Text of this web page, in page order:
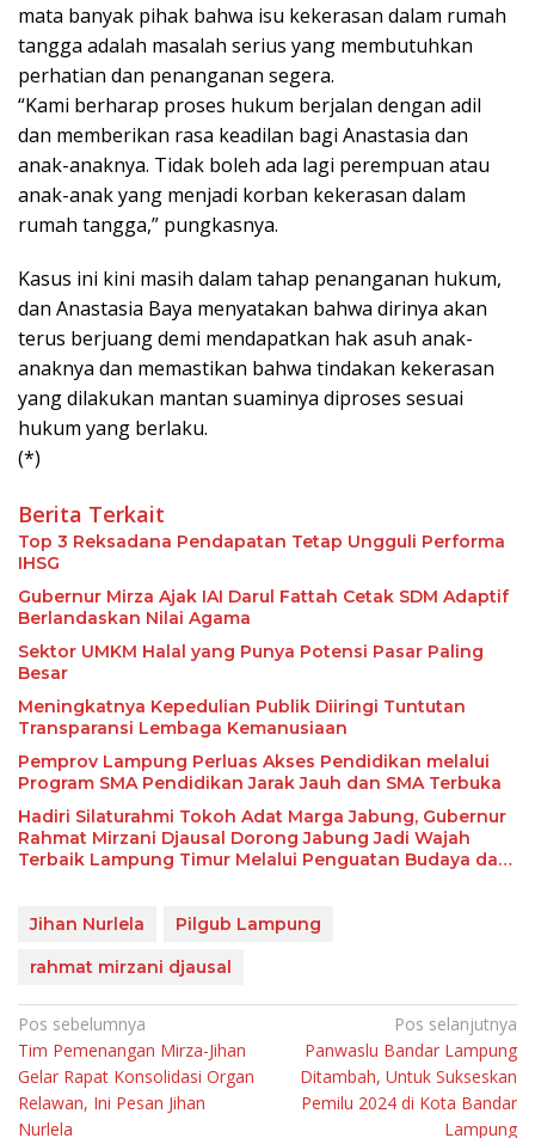
mata banyak pihak bahwa isu kekerasan dalam rumah
tangga adalah masalah serius yang membutuhkan
perhatian dan penanganan segera.
“Kami berharap proses hukum berjalan dengan adil
dan memberikan rasa keadilan bagi Anastasia dan
anak-anaknya. Tidak boleh ada lagi perempuan atau
anak-anak yang menjadi korban kekerasan dalam
rumah tangga,” pungkasnya.
Kasus ini kini masih dalam tahap penanganan hukum,
dan Anastasia Baya menyatakan bahwa dirinya akan
terus berjuang demi mendapatkan hak asuh anak-
anaknya dan memastikan bahwa tindakan kekerasan
yang dilakukan mantan suaminya diproses sesuai
hukum yang berlaku.
(*)
Berita Terkait
Top 3 Reksadana Pendapatan Tetap Ungguli Performa
IHSG
Gubernur Mirza Ajak IAI Darul Fattah Cetak SDM Adaptif
Berlandaskan Nilai Agama
Sektor UMKM Halal yang Punya Potensi Pasar Paling
Besar
Meningkatnya Kepedulian Publik Diiringi Tuntutan
Transparansi Lembaga Kemanusiaan
Pemprov Lampung Perluas Akses Pendidikan melalui
Program SMA Pendidikan Jarak Jauh dan SMA Terbuka
Hadiri Silaturahmi Tokoh Adat Marga Jabung, Gubernur
Rahmat Mirzani Djausal Dorong Jabung Jadi Wajah
Terbaik Lampung Timur Melalui Penguatan Budaya dan
Jihan Nurlela
Pilgub Lampung
rahmat mirzani djausal
Navigasi
pos
Pos sebelumnya
Tim Pemenangan Mirza-Jihan
Gelar Rapat Konsolidasi Organ
Relawan, Ini Pesan Jihan
Nurlela
Pos selanjutnya
Panwaslu Bandar Lampung
Ditambah, Untuk Sukseskan
Pemilu 2024 di Kota Bandar
Lampung